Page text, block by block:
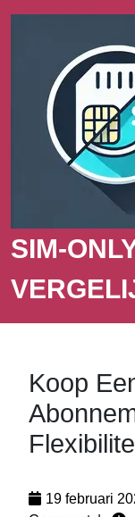
SIM-
Koop
19 februari